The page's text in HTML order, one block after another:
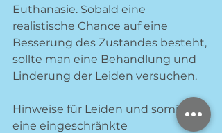
Euthanasie. Sobald eine
realistische Chance auf eine
Besserung des Zustandes besteht,
sollte man eine Behandlung und
Linderung der Leiden versuchen.
Hinweise für Leiden und somit
eine eingeschränkte